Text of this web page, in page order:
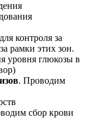
контроля за
рамки этих зон.
уровня глюкозы в
. Проводим
сбор крови